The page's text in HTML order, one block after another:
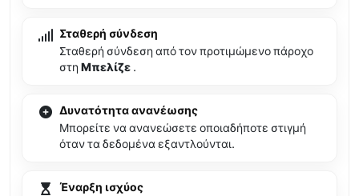
Σταθερή σύνδεση
Σταθερή σύνδεση από τον προτιμώμενο πάροχο
στηΜπελίζε .
Δυνατότητα ανανέωσης
Μπορείτε να ανανεώσετε οποιαδήποτε στιγμή
όταν τα δεδομένα εξαντλούνται.
Έναρξη ισχύος